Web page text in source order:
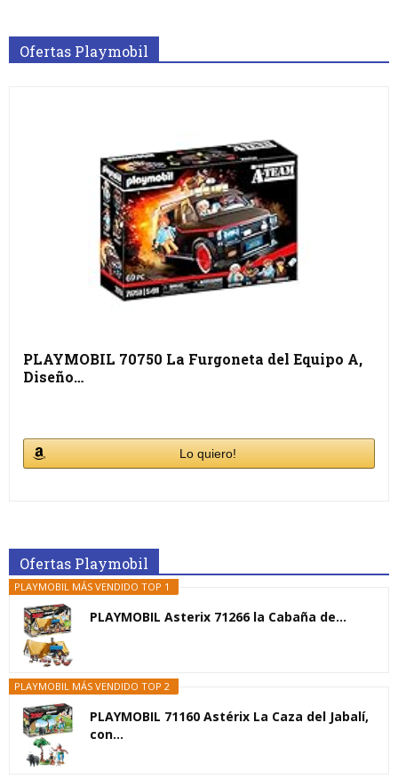
Ofertas Playmobil
PLAYMOBIL 70750 La Furgoneta del Equipo A,
Diseño…
Lo quiero!
Ofertas Playmobil
PLAYMOBIL MÁS VENDIDO TOP 1
PLAYMOBIL Asterix 71266 la Cabaña de...
PLAYMOBIL MÁS VENDIDO TOP 2
PLAYMOBIL 71160 Astérix La Caza del Jabalí,
con...